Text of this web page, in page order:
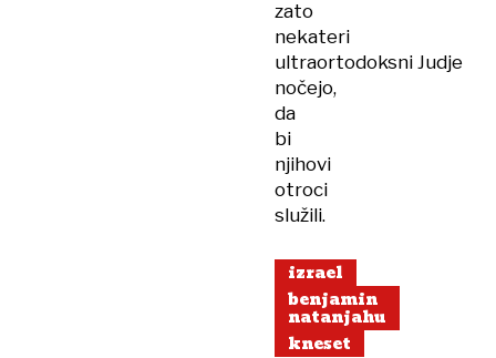
zato
nekateri
ultraortodoksni Judje
nočejo,
da
bi
njihovi
otroci
služili.
izrael
benjamin
natanjahu
kneset